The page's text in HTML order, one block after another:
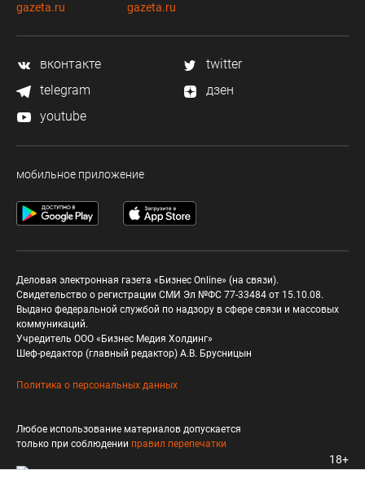
gazeta.ru
gazeta.ru
вконтакте
twitter
telegram
дзен
youtube
мобильное приложение
Деловая электронная газета «Бизнес Online» (на связи).
Свидетельство о регистрации СМИ Эл №ФС 77-33484 от 15.10.08.
Выдано федеральной службой по надзору в сфере связи и массовых
коммуникаций.
Учредитель ООО «Бизнес Медия Холдинг»
Шеф-редактор (главный редактор) А.В. Брусницын
Политика о персональных данных
Любое использование материалов допускается
только при соблюдении правил перепечатки
18+